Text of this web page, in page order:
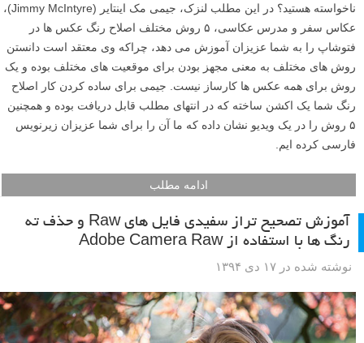
ناخواسته هستید؟ در این مطلب لنزک، جیمی مک اینتایر (Jimmy McIntyre)،
عکاس سفر و مدرس عکاسی، ۵ روش مختلف اصلاح رنگ عکس ها در
فتوشاپ را به شما عزیزان آموزش می دهد، چراکه وی معتقد است دانستن
روش های مختلف به معنی مجهز بودن برای موقعیت های مختلف بوده و یک
روش برای همه عکس ها کارساز نیست. جیمی برای ساده کردن کار اصلاح
رنگ شما یک اکشن ساخته که در انتهای مطلب قابل دریافت بوده و همچنین
۵ روش را در یک ویدیو نشان داده که ما آن را برای شما عزیزان زیرنویس
فارسی کرده ایم.
ادامه مطلب
آموزش تصحیح تراز سفیدی فایل های Raw و حذف ته
رنگ ها با استفاده از Adobe Camera Raw
نوشته شده در ۱۷ دی ۱۳۹۴